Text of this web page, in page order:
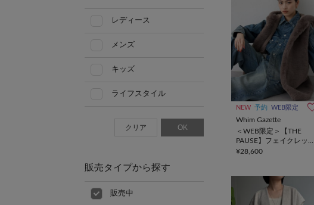
NEW 予約 WEB限定
Whim Gazette
＜WEB限定＞【THE
PAUSE】フェイクレッキ
スフードジレ
¥28,600
レディース
メンズ
キッズ
ライフスタイル
クリア OK
販売タイプから探す
販売中